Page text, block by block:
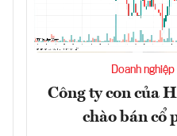
Doanh
Công ty con của
chào bán cổ